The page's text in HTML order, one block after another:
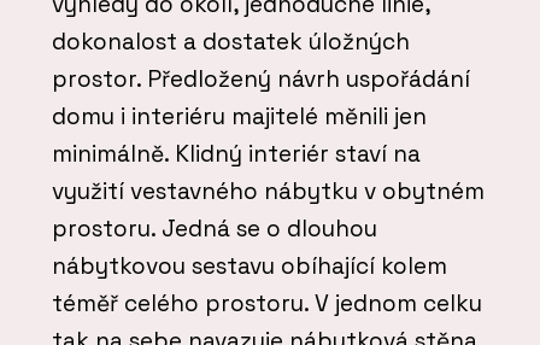
dokonalost a dostatek úložných
prostor. Předložený návrh uspořádání
domu i interiéru majitelé měnili jen
minimálně. Klidný interiér staví na
využití vestavného nábytku v obytném
prostoru. Jedná se o dlouhou
nábytkovou sestavu obíhající kolem
téměř celého prostoru. V jednom celku